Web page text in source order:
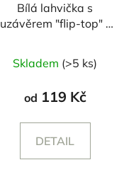
Bílá lahvička s
uzávěrem "flip-top" -
Skladem (>5 ks)
od 119 Kč
DETAIL